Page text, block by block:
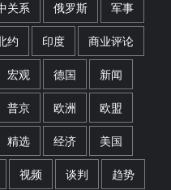
关系 俄罗斯 军事
约 印度 商业评论
宏观 德国 新闻
普京 欧洲 欧盟
精选 经济 美国
视频 谈判 趋势